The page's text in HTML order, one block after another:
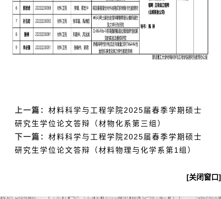
上一篇： 材料科学与工程学院2025届春季学期硕士
研究生学位论文答辩（材物化系第三组）
下一篇： 材料科学与工程学院2025届春季学期硕士
研究生学位论文答辩（材料物理与化学系第1组）
[关闭窗口]